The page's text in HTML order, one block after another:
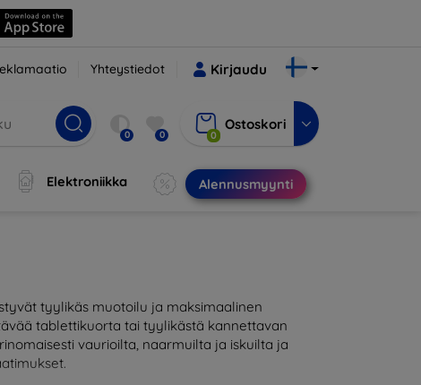
Yhteystiedot Kirjaudu
0 0 0
Ostoskori
Elektroniikka Alennusmyynti
tyylikäs muotoilu ja maksimaalinen
tablettikuorta tai tyylikästä kannettavan
vaurioilta, naarmuilta ja iskuilta ja